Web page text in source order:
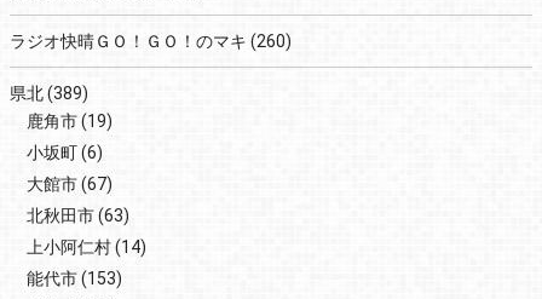
ラジオ快晴ＧＯ！ＧＯ！のマキ (260)
県北(389)
鹿角市(19)
小坂町(6)
大館市(67)
北秋田市(63)
上小阿仁村(14)
能代市(153)